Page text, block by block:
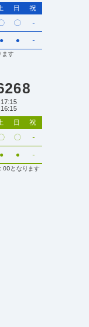
日
祝
〇 -
● ● -
ます
日
祝
〇 -
● ● -
00となります